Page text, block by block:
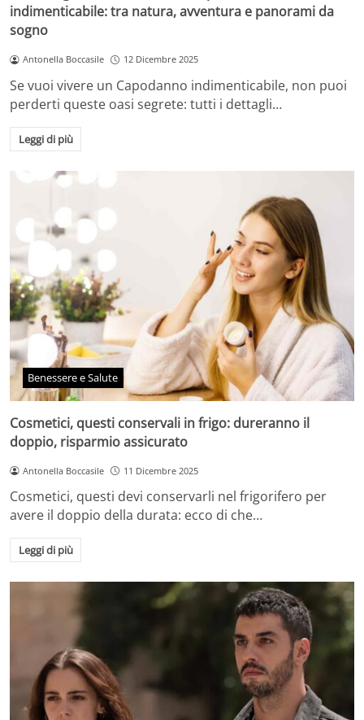
indimenticabile: tra natura, avventura e panorami da
sogno
Antonella Boccasile 12 Dicembre 2025
Se vuoi vivere un Capodanno indimenticabile, non puoi
perderti queste oasi segrete: tutti i dettagli…
Leggi di più
Benessere e Salute
Cosmetici, questi conservali in frigo: dureranno il
doppio, risparmio assicurato
Antonella Boccasile 11 Dicembre 2025
Cosmetici, questi devi conservarli nel frigorifero per
avere il doppio della durata: ecco di che…
Leggi di più